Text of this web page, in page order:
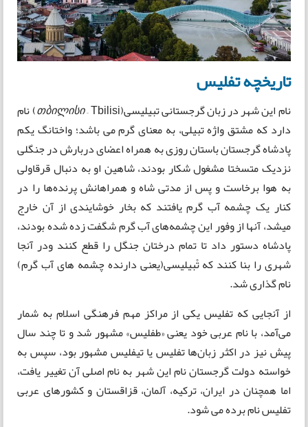
تاریخچه تفلیس
نام این شهر در زبان گرجستانی تبیلیسی( თბილისი– Tbilisi) نام
دارد که مشتق واژه تبیلی، به معنای گرم می باشد؛ واختانگ یکم
پادشاه گرجستان باستان روزی به همراه اعضای دربارش در جنگلی
نزدیک متسختا مشغول شکار بودند، شاهین او به دنبال قرقاولی
به هوا برخاست و پس از مدتی شاه و همراهانش پرنده‌ها را در
کنار یک چشمه آب گرم یافتند که بخار خوشایندی از آن خارج
میشد، آنها از وفور این چشمه‌های آب گرم شگفت زده شده بودند،
پادشاه دستور داد تا تمام درختان جنگل را قطع کنند ودر آنجا
شهری را بنا کنند که تْبیلیسی(یعنی دارنده چشمه‌ های آب گرم)
نام گذاری شد.
از آنجایی که تفلیس یکی از مراکز مهم فرهنگی اسلام به‌ شمار
می‌آمد، با نام عربی خود یعنی «طفلیس» مشهور شد و تا چند سال
پیش نیز در اکثر زبان‌ها تفلیس یا تیفلیس مشهور بود، سپس به
خواسته دولت گرجستان نام این شهر به نام اصلی آن تغییر یافت،
اما همچنان در ایران، ترکیه، آلمان، قزاقستان و کشورهای عربی
تفلیس نام برده می شود.